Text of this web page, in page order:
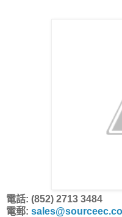
電話: (852) 2713 3484
電郵: